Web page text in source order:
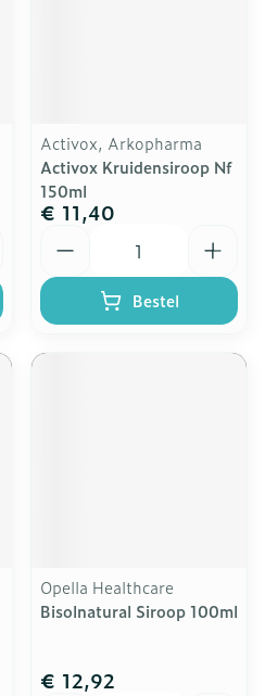
Activox, Arkopharma
Activox Kruidensiroop Nf
150ml
€ 11,40
Bestel
Opella Healthcare
Bisolnatural Siroop 100ml
€ 12,92